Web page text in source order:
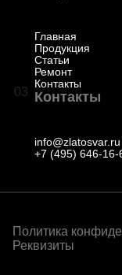
Главная
Продукция
Статьи
Ремонт
Контакты
03 Контакты
info@zlatosvar.ru
+7 (495) 646-16-
Политика
Реквизиты